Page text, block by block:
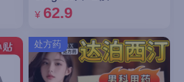
¥ 62.9
处方药